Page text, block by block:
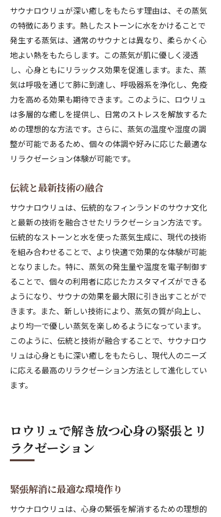
サウナロウリュが深い癒しをもたらす理由は、その蒸気
の特徴にあります。熱したストーンに水をかけることで
発生する蒸気は、通常のサウナとは異なり、柔らかく心
地よい熱をもたらします。この蒸気が肌に優しく浸透
し、心身ともにリラックス効果を促進します。また、蒸
気は呼吸を通じて肺に到達し、呼吸器系を浄化し、免疫
力を高める効果も期待できます。このように、ロウリュ
は多層的な癒しを提供し、日常のストレスを解放するた
めの理想的な方法です。さらに、蒸気の温度や湿度の調
整が可能であるため、個々の体調や好みに応じた最適な
リラクゼーション体験が可能です。
伝統と最新技術の融合
サウナロウリュは、伝統的なフィンランドのサウナ文化
と最新の技術を融合させたリラクゼーション方法です。
伝統的なストーンと水を使った蒸気生成に、現代の技術
を組み合わせることで、より快適で効果的な体験が可能
となりました。特に、蒸気の発生量や温度を電子制御す
ることで、個々の利用者に応じたカスタマイズができる
ようになり、サウナの効果を最大限に引き出すことがで
きます。また、新しい技術により、蒸気の質が向上し、
より均一で優しい蒸気を楽しめるようになっています。
このように、伝統と技術が融合することで、サウナロウ
リュは心身ともに深い癒しをもたらし、現代人のニーズ
に応える最高のリラクゼーション方法として進化してい
ます。
ロウリュで解き放つ心身の緊張とリ
ラクゼーション
緊張解消に最適な環境作り
サウナロウリュは、心身の緊張を解消するための理想的